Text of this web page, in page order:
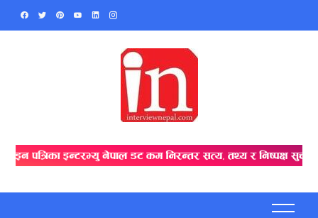
Skip